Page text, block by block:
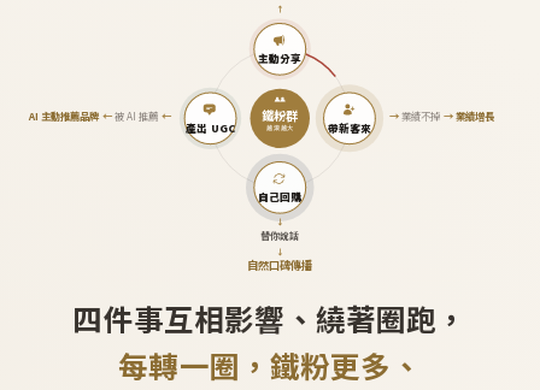
鐵粉群
越滾越大
主動分享
↑
帶新客來
→業績不掉 →業績增長
自己回購
↓
替你說話
↓
自然口碑傳播
產出 UGC
AI 主動推薦品牌←被 AI 推薦 ←
四件事互相影響、繞著圈跑，
每轉一圈，鐵粉更多、